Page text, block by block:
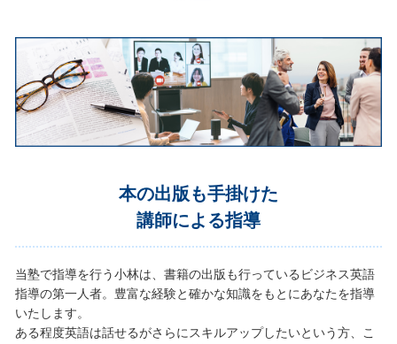
本の出版も手掛けた
講師による指導
当塾で指導を行う小林は、書籍の出版も行っているビジネス英語
指導の第一人者。豊富な経験と確かな知識をもとにあなたを指導
いたします。
ある程度英語は話せるがさらにスキルアップしたいという方、こ